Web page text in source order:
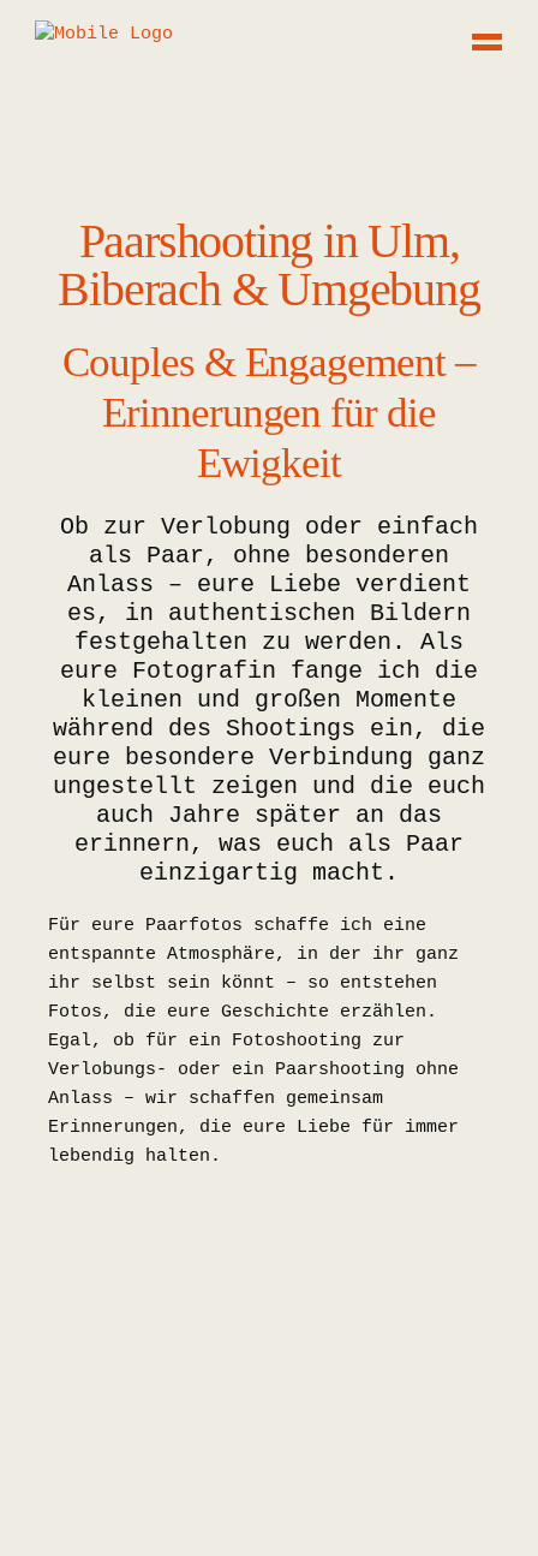
Paarshooting in Ulm,
Biberach & Umgebung
Couples & Engagement –
Erinnerungen für die
Ewigkeit
Ob zur Verlobung oder einfach
als Paar, ohne besonderen
Anlass – eure Liebe verdient
es, in authentischen Bildern
festgehalten zu werden. Als
eure Fotografin fange ich die
kleinen und großen Momente
während des Shootings ein, die
eure besondere Verbindung ganz
ungestellt zeigen und die euch
auch Jahre später an das
erinnern, was euch als Paar
einzigartig macht.
Für eure Paarfotos schaffe ich eine
entspannte Atmosphäre, in der ihr ganz
ihr selbst sein könnt – so entstehen
Fotos, die eure Geschichte erzählen.
Egal, ob für ein Fotoshooting zur
Verlobungs- oder ein Paarshooting ohne
Anlass – wir schaffen gemeinsam
Erinnerungen, die eure Liebe für immer
lebendig halten.